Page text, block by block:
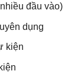
đầu vào)
dụng
kiện